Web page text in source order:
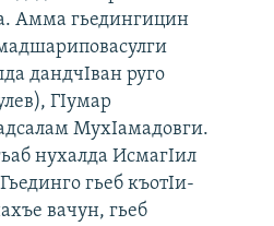
Амма гьедингицин
дандчIван руго
ГIумар
МухIамадовги.
нухалда ИсмагIил
гьеб къотIи-
вачун, гьеб